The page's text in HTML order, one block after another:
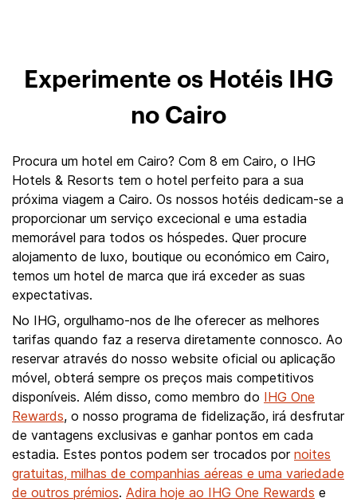
Experimente os Hotéis IHG
no Cairo
Procura um hotel em Cairo? Com 8 em Cairo, o IHG
Hotels & Resorts tem o hotel perfeito para a sua
próxima viagem a Cairo. Os nossos hotéis dedicam-se a
proporcionar um serviço excecional e uma estadia
memorável para todos os hóspedes. Quer procure
alojamento de luxo, boutique ou económico em Cairo,
temos um hotel de marca que irá exceder as suas
expectativas.
No IHG, orgulhamo-nos de lhe oferecer as melhores
tarifas quando faz a reserva diretamente connosco. Ao
reservar através do nosso website oficial ou aplicação
móvel, obterá sempre os preços mais competitivos
disponíveis. Além disso, como membro do IHG One
Rewards, o nosso programa de fidelização, irá desfrutar
de vantagens exclusivas e ganhar pontos em cada
estadia. Estes pontos podem ser trocados por noites
gratuitas, milhas de companhias aéreas e uma variedade
de outros prémios. Adira hoje ao IHG One Rewards e